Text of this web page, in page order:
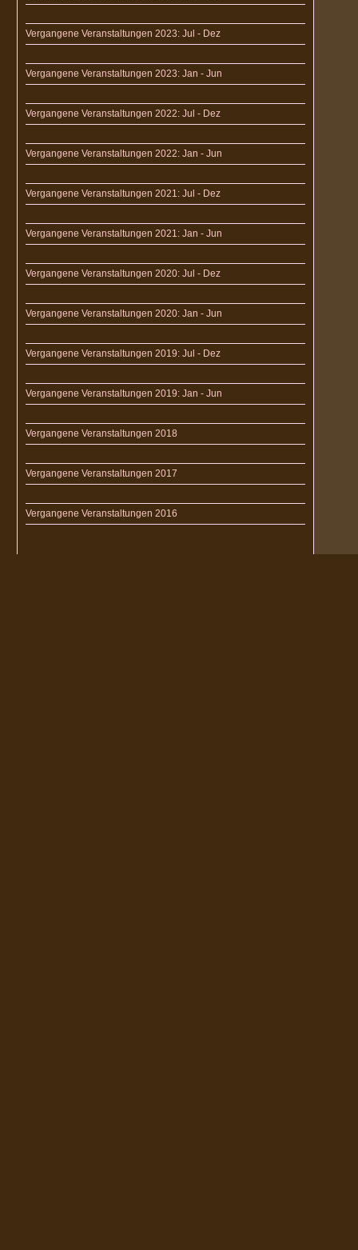
Vergangene Veranstaltungen 2023: Jul - Dez
Vergangene Veranstaltungen 2023: Jan - Jun
Vergangene Veranstaltungen 2022: Jul - Dez
Vergangene Veranstaltungen 2022: Jan - Jun
Vergangene Veranstaltungen 2021: Jul - Dez
Vergangene Veranstaltungen 2021: Jan - Jun
Vergangene Veranstaltungen 2020: Jul - Dez
Vergangene Veranstaltungen 2020: Jan - Jun
Vergangene Veranstaltungen 2019: Jul - Dez
Vergangene Veranstaltungen 2019: Jan - Jun
Vergangene Veranstaltungen 2018
Vergangene Veranstaltungen 2017
Vergangene Veranstaltungen 2016